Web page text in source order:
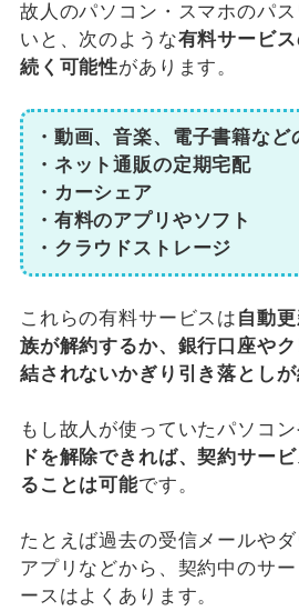
故人のパソコン・スマホのパ
いと、次のような有料サービ
続く可能性があります。
・動画、音楽、電子書籍な
・ネット通販の定期宅配
・カーシェア
・有料のアプリやソフト
・クラウドストレージ
これらの有料サービスは 自動
族が解約するか、銀行口座や
結されないかぎり引き落とし
もし故人が使っていたパソコ
ドを解除できれば、契約サー
ることは可能です。
たとえば過去の受信メールや
アプリなどから、契約中のサ
ースはよくあります。